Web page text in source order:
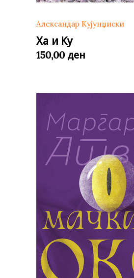
Александар Кујунџиски
Ха и Ку
150,00 ден